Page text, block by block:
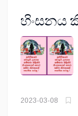
හිංසනය
2023-03-08